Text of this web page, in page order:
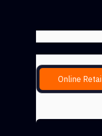
Online